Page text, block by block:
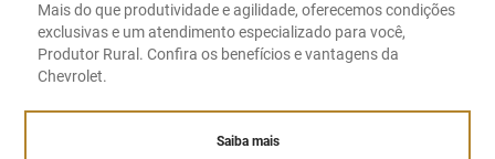
Mais do que produtividade e agilidade, oferecemos condições
exclusivas e um atendimento especializado para você,
Produtor Rural. Confira os benefícios e vantagens da
Chevrolet.
Saiba mais